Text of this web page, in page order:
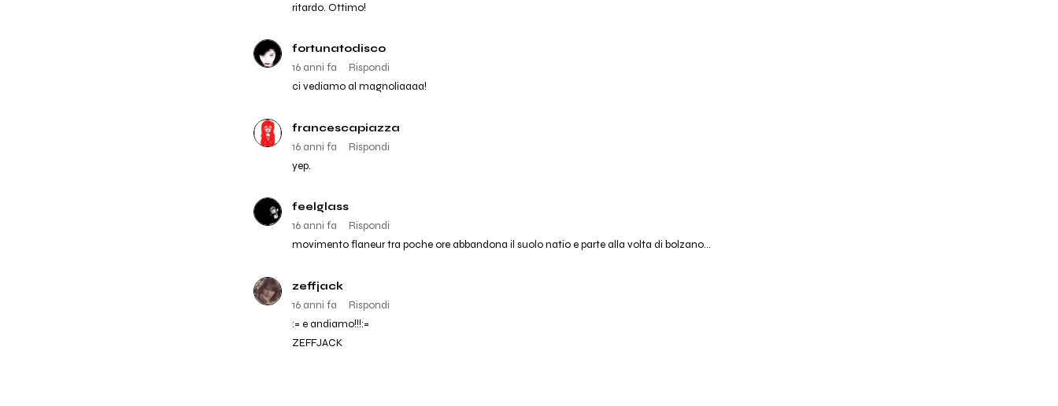
ritardo. Ottimo!
fortunatodisco
16 anni fa
Rispondi
ci vediamo al magnoliaaaa!
francescapiazza
16 anni fa
Rispondi
yep.
feelglass
16 anni fa
Rispondi
movimento flaneur tra poche ore abbandona il suolo natio e parte alla volta di bolzano...
zeffjack
16 anni fa
Rispondi
:= e andiamo!!!:=
ZEFFJACK